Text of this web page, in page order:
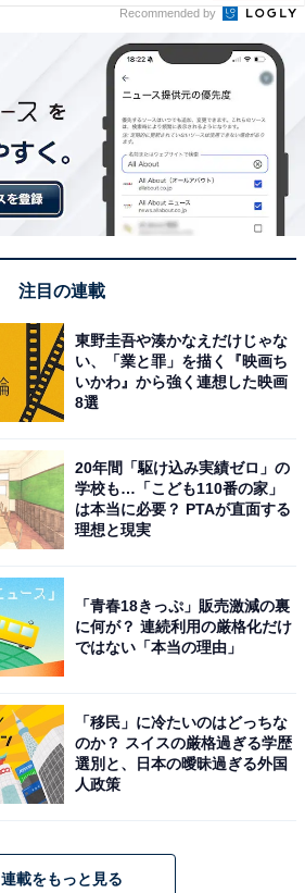
Recommended by
注目の連載
東野圭吾や湊かなえだけじゃな
い、「業と罪」を描く『映画ち
いかわ』から強く連想した映画
8選
20年間「駆け込み実績ゼロ」の
学校も…「こども110番の家」
は本当に必要？ PTAが直面する
理想と現実
「青春18きっぷ」販売激減の裏
に何が？ 連続利用の厳格化だけ
ではない「本当の理由」
「移民」に冷たいのはどっちな
のか？ スイスの厳格過ぎる学歴
選別と、日本の曖昧過ぎる外国
人政策
連載をもっと見る